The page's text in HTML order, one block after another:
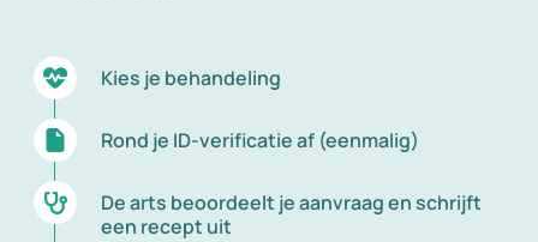
Kies je behandeling
Rond je ID-verificatie af (eenmalig)
De arts beoordeelt je aanvraag en schrijft
een recept uit